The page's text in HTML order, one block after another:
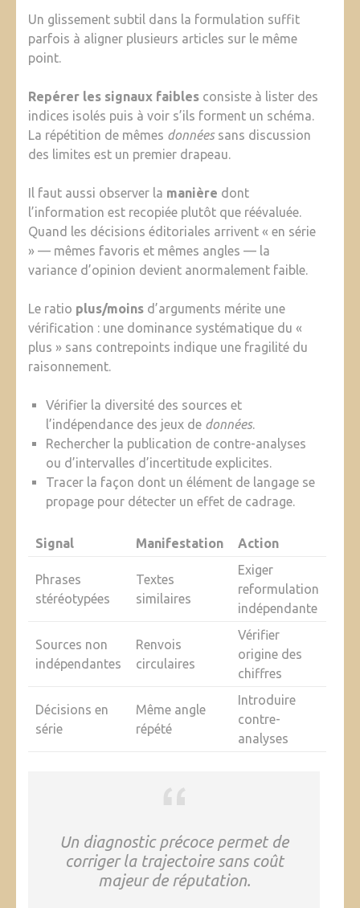
Un glissement subtil dans la formulation suffit
parfois à aligner plusieurs articles sur le même
point.
Repérer les signaux faibles consiste à lister des
indices isolés puis à voir s’ils forment un schéma.
La répétition de mêmes donnéessans discussion
des limites est un premier drapeau.
Il faut aussi observer la manière dont
l’information est recopiée plutôt que réévaluée.
Quand les décisions éditoriales arrivent « en série
» — mêmes favoris et mêmes angles — la
variance d’opinion devient anormalement faible.
Le ratio plus/moins d’arguments mérite une
vérification : une dominance systématique du «
plus » sans contrepoints indique une fragilité du
raisonnement.
Vérifier la diversité des sources et
l’indépendance des jeux de données.
Rechercher la publication de contre-analyses
ou d’intervalles d’incertitude explicites.
Tracer la façon dont un élément de langage se
propage pour détecter un effet de cadrage.
Signal Manifestation Action
Phrases
stéréotypées
Textes
similaires
Exiger
reformulation
indépendante
Sources non
indépendantes
Renvois
circulaires
Vérifier
origine des
chiffres
Décisions en
série
Même angle
répété
Introduire
contre-
analyses
Un diagnostic précoce permet de
corriger la trajectoire sans coût
majeur de réputation.